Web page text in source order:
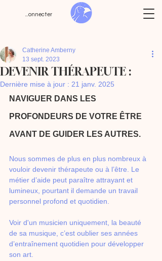
Se connecter
DEVENIR THÉRAPEUTE :
Catherine Amberny
13 sept. 2023
Dernière mise à jour : 21 janv. 2025
NAVIGUER DANS LES
PROFONDEURS DE VOTRE ÊTRE
AVANT DE GUIDER LES AUTRES.
Nous sommes de plus en plus nombreux à
vouloir devenir thérapeute ou à l’être. Le
métier d’aide peut paraître attrayant et
lumineux, pourtant il demande un travail
personnel profond et quotidien.
Voir d'un musicien uniquement, la beauté
de sa musique, c’est oublier ses années
d’entraînement quotidien pour développer
son art.